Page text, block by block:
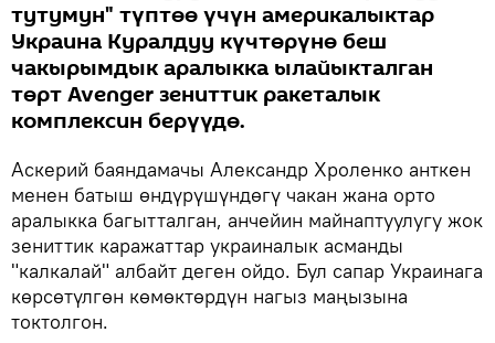
тутумун" түптөө үчүн америкалыктар
Украина Куралдуу күчтөрүнө беш
чакырымдык аралыкка ылайыкталган
төрт Avenger зениттик ракеталык
комплексин берүүдө.
Аскерий баяндамачы Александр Хроленко анткен
менен батыш өндүрүшүндөгү чакан жана орто
аралыкка багытталган, анчейин майнаптуулугу жок
зениттик каражаттар украиналык асманды
"калкалай" албайт деген ойдо. Бул сапар Украинага
көрсөтүлгөн көмөктөрдүн нагыз маңызына
токтолгон.